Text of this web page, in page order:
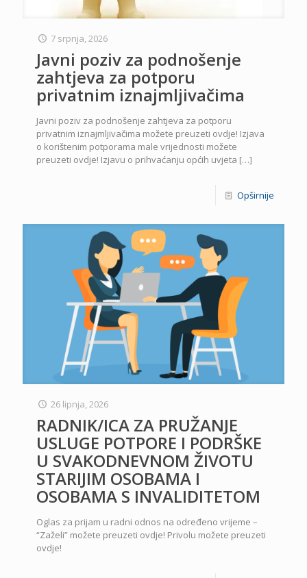
7 srpnja, 2026
Javni poziv za podnošenje
zahtjeva za potporu
privatnim iznajmljivačima
Javni poziv za podnošenje zahtjeva za potporu
privatnim iznajmljivačima možete preuzeti ovdje! Izjava
o korištenim potporama male vrijednosti možete
preuzeti ovdje! Izjavu o prihvaćanju općih uvjeta […]
Opširnije
26 lipnja, 2026
RADNIK/ICA ZA PRUŽANJE
USLUGE POTPORE I PODRŠKE
U SVAKODNEVNOM ŽIVOTU
STARIJIM OSOBAMA I
OSOBAMA S INVALIDITETOM
Oglas za prijam u radni odnos na određeno vrijeme –
“Zaželi” možete preuzeti ovdje! Privolu možete preuzeti
ovdje!